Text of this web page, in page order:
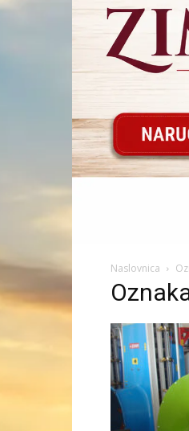
Naslovnica